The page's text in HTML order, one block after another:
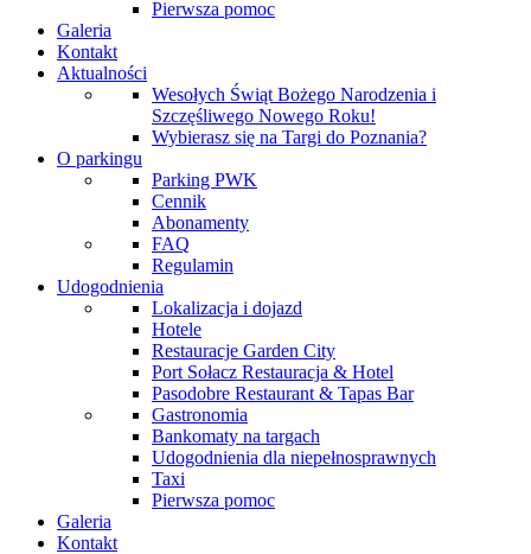
Pierwsza pomoc
Galeria
Kontakt
Aktualności
Wesołych Świąt Bożego Narodzenia i
Szczęśliwego Nowego Roku!
Wybierasz się na Targi do Poznania?
O parkingu
Parking PWK
Cennik
Abonamenty
FAQ
Regulamin
Udogodnienia
Lokalizacja i dojazd
Hotele
Restauracje Garden City
Port Sołacz Restauracja & Hotel
Pasodobre Restaurant & Tapas Bar
Gastronomia
Bankomaty na targach
Udogodnienia dla niepełnosprawnych
Taxi
Pierwsza pomoc
Galeria
Kontakt